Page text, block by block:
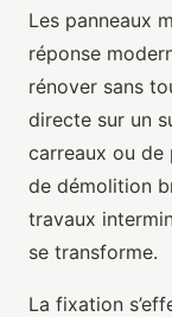
Les panneaux
réponse
rénover sans
directe sur un
carreaux ou de
de démolition
travaux
se transforme.
La fixation